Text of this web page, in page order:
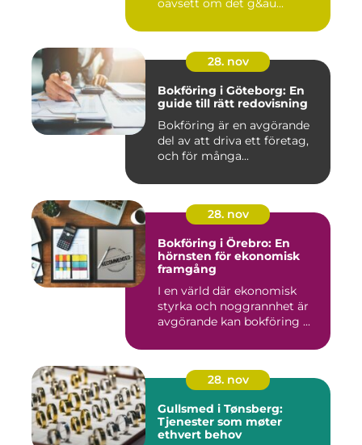
oavsett om det g&au...
28. nov
Bokföring i Göteborg: En
guide till rätt redovisning
Bokföring är en avgörande
del av att driva ett företag,
och för många...
28. nov
Bokföring i Örebro: En
hörnsten för ekonomisk
framgång
I en värld där ekonomisk
styrka och noggrannhet är
avgörande kan bokföring ...
28. nov
Gullsmed i Tønsberg:
Tjenester som møter
ethvert behov